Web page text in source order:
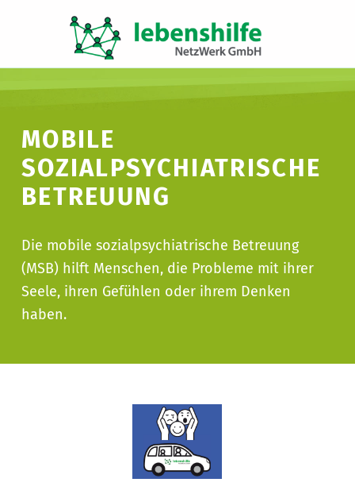
MOBILE
SOZIALPSYCHIATRISCHE
BETREUUNG
Die mobile sozialpsychiatrische Betreuung
(MSB) hilft Menschen, die Probleme mit ihrer
Seele, ihren Gefühlen oder ihrem Denken
haben.